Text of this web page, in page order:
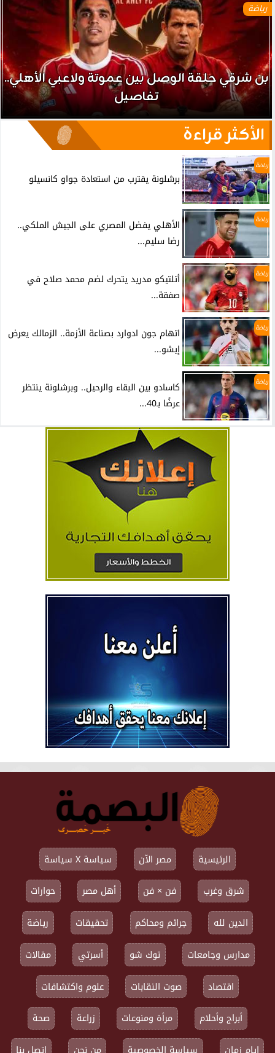
رياضة
بن شرقي حلقة الوصل بين عموتة ولاعبي الأهلي..
تفاصيل
الأكثر قراءة
رياضة
برشلونة يقترب من استعادة جواو كانسيلو
رياضة
الأهلي يفضل المصري على الجيش الملكي..
رضا سليم...
رياضة
أتلتيكو مدريد يتحرك لضم محمد صلاح في
صفقة...
رياضة
اتهام جون ادوارد بصناعة الأزمة.. الزمالك يعرض
إيشو...
رياضة
كاسادو بين البقاء والرحيل.. وبرشلونة ينتظر
عرضًا بـ40...
الرئيسية مصر الآن
سياسة X سياسة
شرق وغرب
فن × فن أهل مصر
حوارات
الدين لله
جرائم ومحاكم تحقيقات
رياضة
مدارس وجامعات
توك شو أسرتي
مقالات
اقتصاد
صوت النقابات
علوم واكتشافات
أبراج وأحلام
مرأة ومنوعات زراعة
صحة